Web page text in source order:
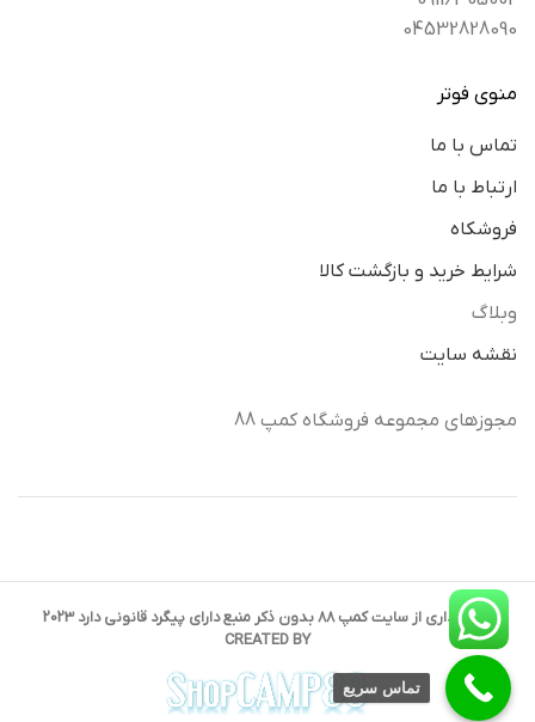
04532828090
منوی فوتر
تماس با ما
ارتباط با ما
فروشکاه
شرایط خرید و بازگشت کالا
وبلاگ
نقشه سایت
مجوزهای مجموعه فروشگاه کمپ 88
کپی برداری از سایت کمپ 88 بدون ذکر منبع دارای پیگرد قانونی دارد 2023
CREATED BY
تماس سریع